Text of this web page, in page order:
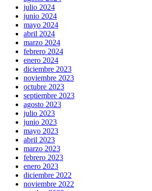
julio 2024
junio 2024
mayo 2024
abril 2024
marzo 2024
febrero 2024
enero 2024
diciembre 2023
noviembre 2023
octubre 2023
septiembre 2023
agosto 2023
julio 2023
junio 2023
mayo 2023
abril 2023
marzo 2023
febrero 2023
enero 2023
diciembre 2022
noviembre 2022